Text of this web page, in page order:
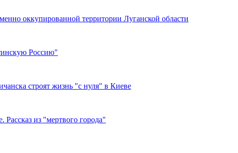
оккупированной территории Луганской области
Россию"
строят жизнь "с нуля" в Киеве
из "мертвого города"